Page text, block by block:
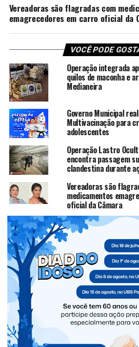
Vereadoras são flagradas com
emagrecedores em carro oficial da
VOCÊ PODE
Operação integrada
quilos de maconha e
Medianeira
Governo Municipal
Multivacinação para
adolescentes
Operação Lastro
encontra passagem
clandestina durante
Vereadoras são
medicamentos
oficial da Câmara
Suspeitos de ataques
eleições de 2026 são
Paraná
Polícia Civil apura
privado e crimes
adolescentes em
CLIQUE PARA